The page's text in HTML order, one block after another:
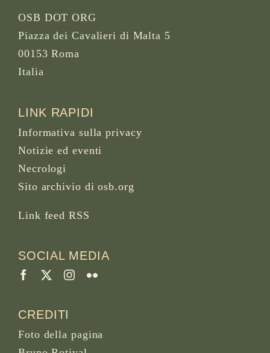
OSB DOT ORG
Piazza dei Cavalieri di Malta 5
00153 Roma
Italia
LINK RAPIDI
Informativa sulla privacy
Notizie ed eventi
Necrologi
Sito archivio di osb.org
Link feed RSS
SOCIAL MEDIA
CREDITI
Foto della pagina